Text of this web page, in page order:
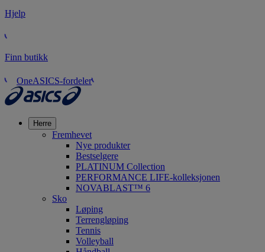
Hjelp
Finn butikk
OneASICS-fordeler
Herre
Fremhevet
Nye produkter
Bestselgere
PLATINUM Collection
PERFORMANCE LIFE-kolleksjonen
NOVABLAST™ 6
Sko
Løping
Terrengløping
Tennis
Volleyball